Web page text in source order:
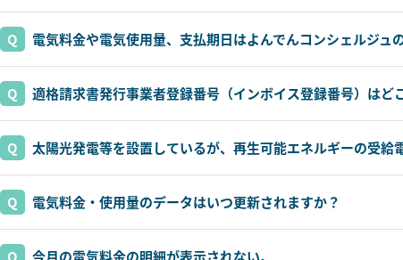
電気料金や電気使用量、支払期日はよんでんコンシェルジュ
適格請求書発行事業者登録番号（インボイス登録番号）はど
太陽光発電等を設置しているが、再生可能エネルギーの受
電気料金・使用量のデータはいつ更新されますか？
今月の電気料金の明細が表示されない。